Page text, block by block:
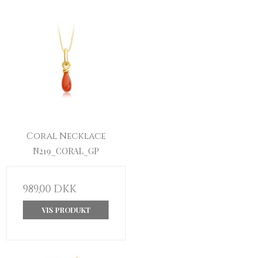
Coral Necklace
N219_CORAL_GP
989,00 DKK
VIS PRODUKT